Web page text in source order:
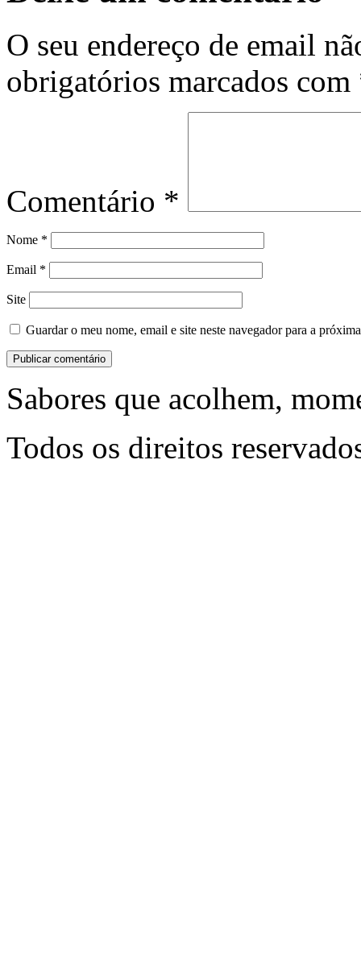
O seu endereço de email
obrigatórios marcados com
Comentário *
Nome *
Email *
Site
Guardar o meu nome, email e site neste navegador para a
Sabores que acolhem,
Todos os direitos